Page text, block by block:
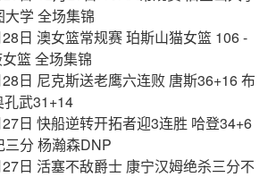
学 全场集锦
日 澳女篮常规赛 珀斯山猫女篮 106 -
篮 全场集锦
日 尼克斯送老鹰六连败 唐斯36+16 布
武31+14
日 快船逆转开拓者迎3连胜 哈登34+6
三分 杨瀚森DNP
日 活塞不敌爵士 康宁汉姆绝杀三分不